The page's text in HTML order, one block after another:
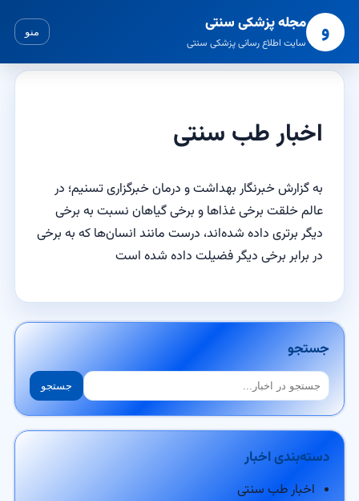
و مجله پزشکی سنتی
سایت اطلاع رسانی پزشکی سنتی
منو
اخبار طب سنتی
به گزارش خبرنگار بهداشت و درمانخبرگزاری تسنیم؛ در
عالم خلقت برخی غذاها و برخی گیاهان نسبت به برخی
دیگر برتری داده شده‌اند، درست مانند انسان‌ها که به برخی
در برابر برخی دیگر فضیلت داده شده است
جستجو
جستجو جستجو
دسته‌بندی اخبار
اخبار طب سنتی